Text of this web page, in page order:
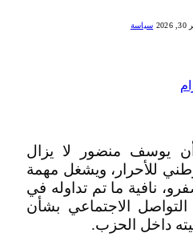
سياسة
يوسف منضور لا يزال
للأحرار، ويشغل مهمة
نافية ما تم تداوله في
الاجتماعي بشأن
داخل الحزب.